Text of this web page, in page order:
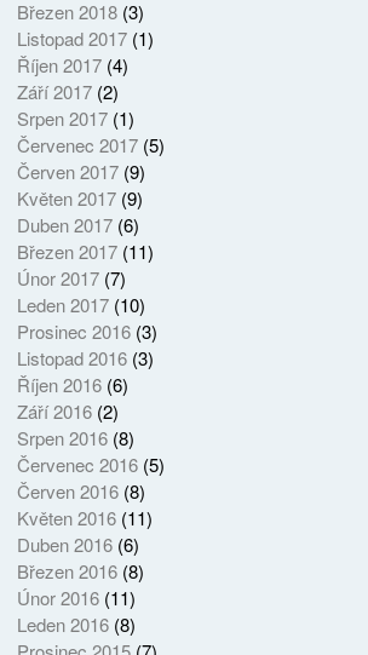
Březen 2018(3)
Listopad 2017(1)
Říjen 2017(4)
Září 2017(2)
Srpen 2017(1)
Červenec 2017(5)
Červen 2017(9)
Květen 2017(9)
Duben 2017(6)
Březen 2017(11)
Únor 2017(7)
Leden 2017(10)
Prosinec 2016(3)
Listopad 2016(3)
Říjen 2016(6)
Září 2016(2)
Srpen 2016(8)
Červenec 2016(5)
Červen 2016(8)
Květen 2016(11)
Duben 2016(6)
Březen 2016(8)
Únor 2016(11)
Leden 2016(8)